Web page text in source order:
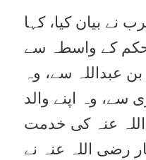
نے بیان کیا، کہا
کے واسطہ سے
عبداللہ سے، وہ
سے، وہ اپنے والد
عنہ کی خدمت
رضی اللہ عنہ نے